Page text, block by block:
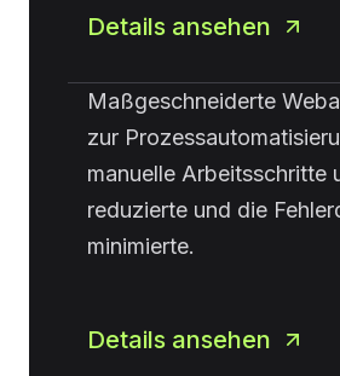
Details ansehen
Maßgeschneiderte
zur
manuelle Arbeitsschritte
reduzierte und die
minimierte.
Details ansehen